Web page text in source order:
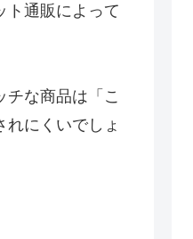
ト通販によって
チな商品は「こ
にくいでしょ